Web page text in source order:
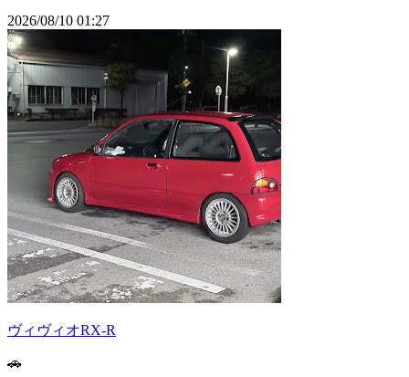
2026/08/10 01:27
ヴィヴィオRX-R
🚗